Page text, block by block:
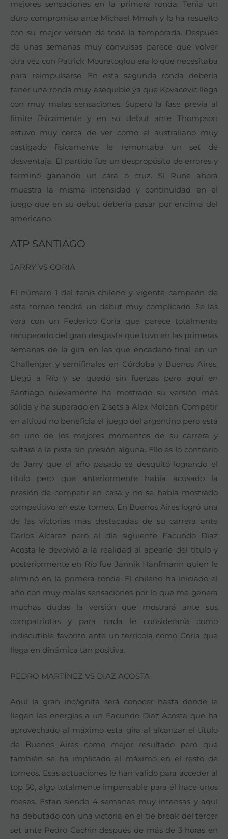
mejores sensaciones en la primera ronda. Tenía un
duro compromiso ante Michael Mmoh y lo ha resuelto
con su mejor versión de toda la temporada. Después
de unas semanas muy convulsas parece que volver
otra vez con Patrick Mouratoglou era lo que necesitaba
para reimpulsarse. En esta segunda ronda debería
tener una ronda muy asequible ya que Kovacevic llega
con muy malas sensaciones. Superó la fase previa al
límite físicamente y en su debut ante Thompson
estuvo muy cerca de ver como el australiano muy
castigado físicamente le remontaba un set de
desventaja. El partido fue un despropósito de errores y
terminó ganando un cara o cruz. Si Rune ahora
muestra la misma intensidad y continuidad en el
juego que en su debut debería pasar por encima del
americano.
ATP SANTIAGO
JARRY VS CORIA
El número 1 del tenis chileno y vigente campeón de
este torneo tendrá un debut muy complicado. Se las
verá con un Federico Coria que parece totalmente
recuperado del gran desgaste que tuvo en las primeras
semanas de la gira en las que encadenó final en un
Challenger y semifinales en Córdoba y Buenos Aires.
Llegó a Río y se quedó sin fuerzas pero aquí en
Santiago nuevamente ha mostrado su versión más
sólida y ha superado en 2 sets a Alex Molcan. Competir
en altitud no beneficia el juego del argentino pero está
en uno de los mejores momentos de su carrera y
saltará a la pista sin presión alguna. Ello es lo contrario
de Jarry que el año pasado se desquitó logrando el
título pero que anteriormente había acusado la
presión de competir en casa y no se había mostrado
competitivo en este torneo. En Buenos Aires logró una
de las victorias más destacadas de su carrera ante
Carlos Alcaraz pero al día siguiente Facundo Diaz
Acosta le devolvió a la realidad al apearle del título y
posteriormente en Río fue Jannik Hanfmann quien le
eliminó en la primera ronda. El chileno ha iniciado el
año con muy malas sensaciones por lo que me genera
muchas dudas la versión que mostrará ante sus
compatriotas y para nada le consideraría como
indiscutible favorito ante un terrícola como Coria que
llega en dinámica tan positiva.
PEDRO MARTÍNEZ VS DIAZ ACOSTA
Aquí la gran incógnita será conocer hasta donde le
llegan las energías a un Facundo Diaz Acosta que ha
aprovechado al máximo esta gira al alcanzar el título
de Buenos Aires como mejor resultado pero que
también se ha implicado al máximo en el resto de
torneos. Esas actuaciones le han valido para acceder al
top 50, algo totalmente impensable para él hace unos
meses. Estan siendo 4 semanas muy intensas y aquí
ha debutado con una victoria en el tie break del tercer
set ante Pedro Cachin después de más de 3 horas en